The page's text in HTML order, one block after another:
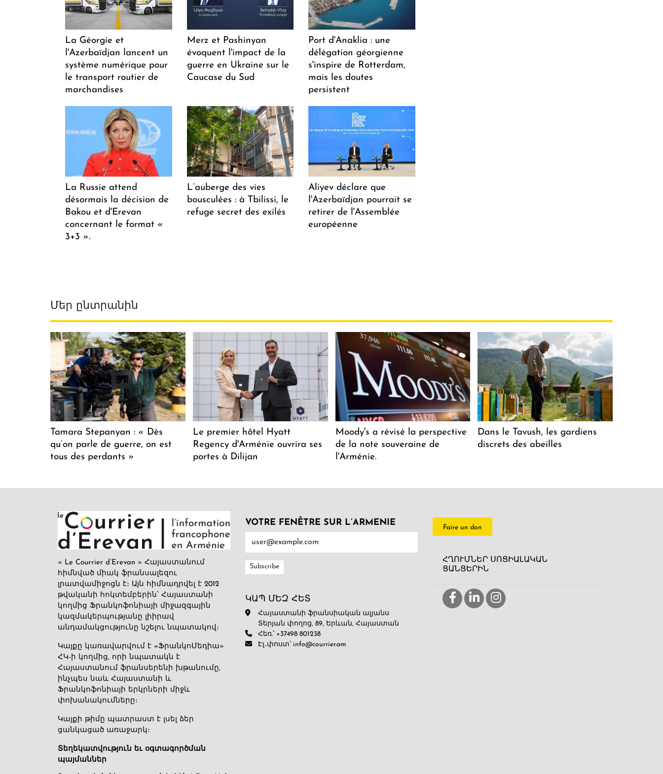
La Géorgie et
l'Azerbaïdjan lancent un
système numérique pour
le transport routier de
marchandises
Merz et Pashinyan
évoquent l'impact de la
guerre en Ukraine sur le
Caucase du Sud
Port d'Anaklia : une
délégation géorgienne
s'inspire de Rotterdam,
mais les doutes
persistent
La Russie attend
désormais la décision de
Bakou et d'Erevan
concernant le format «
3+3 ».
L’auberge des vies
bousculées : à Tbilissi, le
refuge secret des exilés
Aliyev déclare que
l'Azerbaïdjan pourrait se
retirer de l'Assemblée
européenne
Մեր ընտրանին
Tamara Stepanyan : « Dès
qu’on parle de guerre, on est
tous des perdants »
Le premier hôtel Hyatt
Regency d'Arménie ouvrira ses
portes à Dilijan
Moody's a révisé la perspective
de la note souveraine de
l'Arménie.
Dans le Tavush, les gardiens
discrets des abeilles
« Le Courrier d’Erevan » Հայաստանում
հիմնված միակ ֆրանսալեզու
լրատվամիջոցն է։ Այն հիմնադրվել է 2012
թվականի հոկտեմբերին՝ Հայաստանի
կողմից Ֆրանկոֆոնիայի միջազգային
կազմակերպությանը լիիրավ
անդամակցությունը նշելու նպատակով։
Կայքը կառավարվում է «ՖրանկոՄեդիա»
ՀԿ-ի կողմից, որի նպատակն է
Հայաստանում ֆրանսերենի խթանումը,
ինչպես նաև Հայաստանի և
Ֆրանկոֆոնիայի երկրների միջև
փոխանակումները։
Կայքի թիմը պատրաստ է լսել ձեր
ցանկացած առաջարկ։
Տեղեկատվություն եւ օգտագործման
պայմաններ
VOTRE FENÊTRE SUR L’ARMENIE
ԿԱՊ ՄԵԶ ՀԵՏ
Հայաստանի ֆրանսիական ալյանս
Տերյան փողոց, 89, Երևան, Հայաստան
Հեռ.՝ +37498 801238
Էլ․փոստ՝ info@courrier.am
Faire un don
ՀՂՈՒՄՆԵՐ ՍՈՑԻԱԼԱԿԱՆ
ՑԱՆՑԵՐԻՆ